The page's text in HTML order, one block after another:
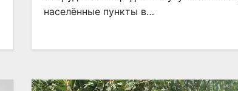
населённые пункты в…